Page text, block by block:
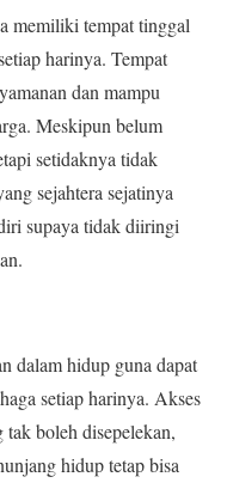
memiliki tempat tinggal
harinya. Tempat
dan mampu
Meskipun belum
setidaknya tidak
sejahtera sejatinya
supaya tidak diiringi
dalam hidup guna dapat
setiap harinya. Akses
tak boleh disepelekan,
hidup tetap bisa